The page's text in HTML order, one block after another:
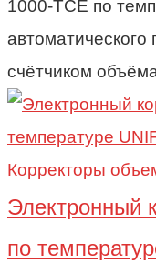
1000-TCE по
счётчиком
Корректоры
Электронный
по